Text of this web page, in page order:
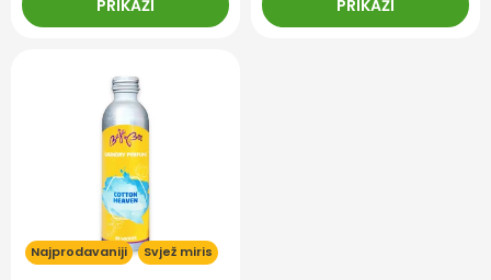
PRIKAŽI PRIKAŽI
Najprodavaniji Svjež miris